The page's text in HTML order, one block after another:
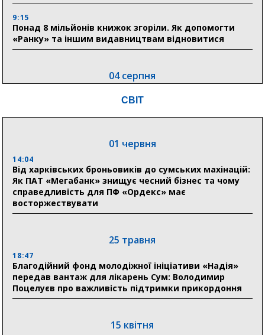
9:15
Понад 8 мільйонів книжок згоріли. Як допомогти
«Ранку» та іншим видавництвам відновитися
04 серпня
Пенсійний фонд Сумщини спрямував 0,2 млрд грн
18:54
Романько розширює програму відпочинку дітей із
прифронтової Сумщини: перша група оздоровилася
в Австрії
Ніколаєнко: у Сумах погодили 115 компенсацій на
відновлення житла майже на 6,6 млн грн
31 липня
Сумщини пояснив, як отримати допомогу на зиму
СВІТ
01 червня
14:04
Від харківських броньовиків до сумських махінацій:
Як ПАТ «Мегабанк» знищує чесний бізнес та чому
справедливість для ПФ «Ордекс» має
восторжествувати
25 травня
18:47
Благодійний фонд молодіжної ініціативи «Надія»
передав вантаж для лікарень Сум: Володимир
Поцелуєв про важливість підтримки прикордоння
15 квітня